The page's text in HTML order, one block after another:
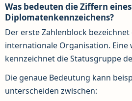
Was bedeuten die Ziffern eines
Diplomatenkennzeichens?
Der erste Zahlenblock
internationale Organisation. Eine
kennzeichnet die Statusgruppe
Die genaue Bedeutung kann
unterscheiden zwischen: